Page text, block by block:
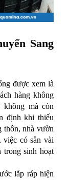
Sang
được xem là
hàng không
mà còn
định khi thiếu
thôn, nhà vườn
có sẵn vài
sinh hoạt
lắp ráp hiện